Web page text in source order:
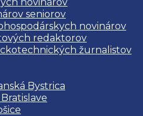
seniorov
novinárov
redaktorov
žurnalistov
Bystrica